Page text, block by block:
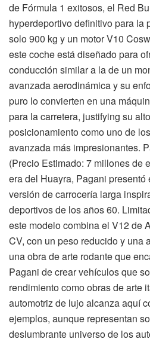
de Fórmula 1 exitosos, el Red
hyperdeportivo definitivo para la
solo 900 kg y un motor V10
este coche está diseñado para
conducción similar a la de un
avanzada aerodinámica y su
puro lo convierten en una
para la carretera, justifying su
posicionamiento como uno de
avanzada más impresionantes.
(Precio Estimado: 7 millones de
era del Huayra, Pagani
versión de carrocería larga
deportivos de los años 60.
este modelo combina el V12 de
CV, con un peso reducido y una
una obra de arte rodante que
Pagani de crear vehículos que
rendimiento como obras de arte
automotriz de lujo alcanza aquí
ejemplos, aunque representan
deslumbrante universo de los